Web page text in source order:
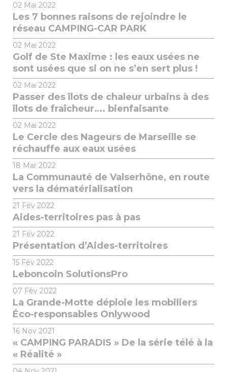
02 Mai 2022
Les 7 bonnes raisons de rejoindre le
réseau CAMPING-CAR PARK
02 Mai 2022
Golf de Ste Maxime : les eaux usées ne
sont usées que si on ne s’en sert plus !
02 Mai 2022
Passer des îlots de chaleur urbains à des
îlots de fraîcheur…. bienfaisante
02 Mai 2022
Le Cercle des Nageurs de Marseille se
réchauffe aux eaux usées
18 Mar 2022
La Communauté de Valserhône, en route
vers la dématérialisation
21 Fév 2022
Aides-territoires pas à pas
21 Fév 2022
Présentation d’Aides-territoires
15 Fév 2022
Leboncoin SolutionsPro
07 Fév 2022
La Grande-Motte déploie les mobiliers
Éco-responsables Onlywood
16 Nov 2021
« CAMPING PARADIS » De la série télé à la
« Réalité »